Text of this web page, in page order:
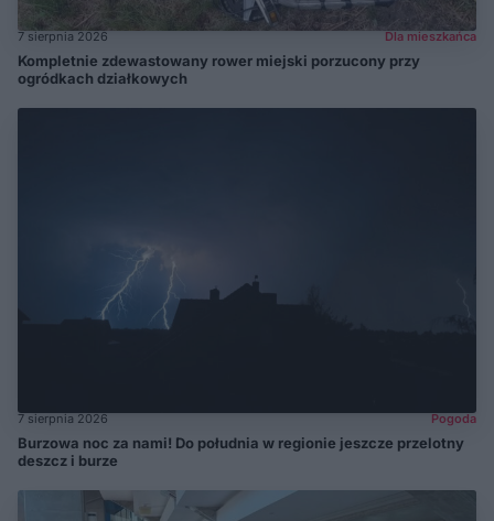
7 sierpnia 2026 Dla mieszkańca
Kompletnie zdewastowany rower miejski porzucony przy
ogródkach działkowych
7 sierpnia 2026 Pogoda
Burzowa noc za nami! Do południa w regionie jeszcze przelotny
deszcz i burze